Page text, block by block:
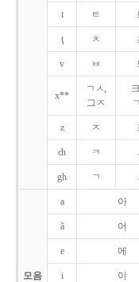
t ㅌ
ţ ㅊ
v ㅂ
x**
ㄱㅅ,
그ㅈ
z ㅈ
ch ㅋ
gh ㄱ
모음
a 아
ǎ 어
e 에
i 이